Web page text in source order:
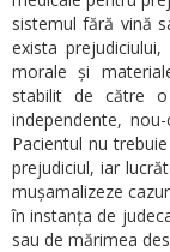
sistemul fără vină
exista
morale și
stabilit de către
independente,
Pacientul nu
prejudiciul, iar
mușamalizeze
în instanța de
sau de mărimea